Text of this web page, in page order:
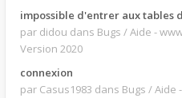
impossible d'entrer aux
par didou dans Bugs / Aide -
Version 2020
connexion
par Casus1983 dans Bugs / Aide